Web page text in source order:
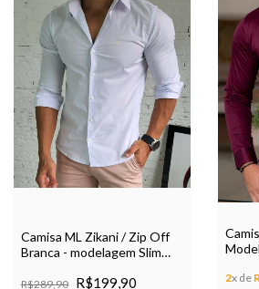
Camisa ML Zikani / Zip Off
Branca - modelagem Slim
R$289,90 R$199,90 2x de